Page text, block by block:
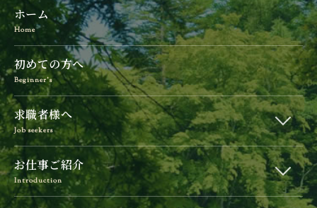
ホーム
Home
初めての方へ
Beginner’s
求職者様へ
Job seekers
お仕事ご紹介
Introduction